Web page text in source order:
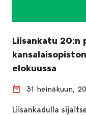
Liisankatu 20:n
elokuussa
31 heinäkuun,
Liisankadulla